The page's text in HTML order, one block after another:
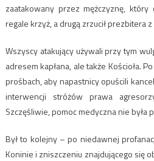
zaatakowany przez mężczyznę,
regale krzyż, a drugą zrzucił prezbitera
Wszyscy atakujący używali przy tym
adresem kapłana, ale także Kościoła.
prośbach, aby napastnicy opuścili
interwencji stróżów prawa
Szczęśliwie, pomoc medyczna nie była
Był to kolejny – po niedawnej
Koninie i zniszczeniu znajdującego się